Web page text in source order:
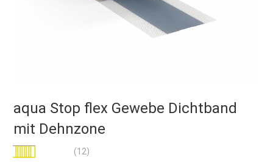
aqua Stop flex Gewebe Dichtband
mit Dehnzone
Bewertung: (12)